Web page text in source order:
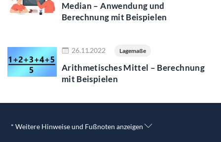
Median – Anwendung und
Berechnung mit Beispielen
26.11.2022 Lagemaße
Arithmetisches Mittel – Berechnung
mit Beispielen
* Weitere Hinweise und Fußnoten anzeigen